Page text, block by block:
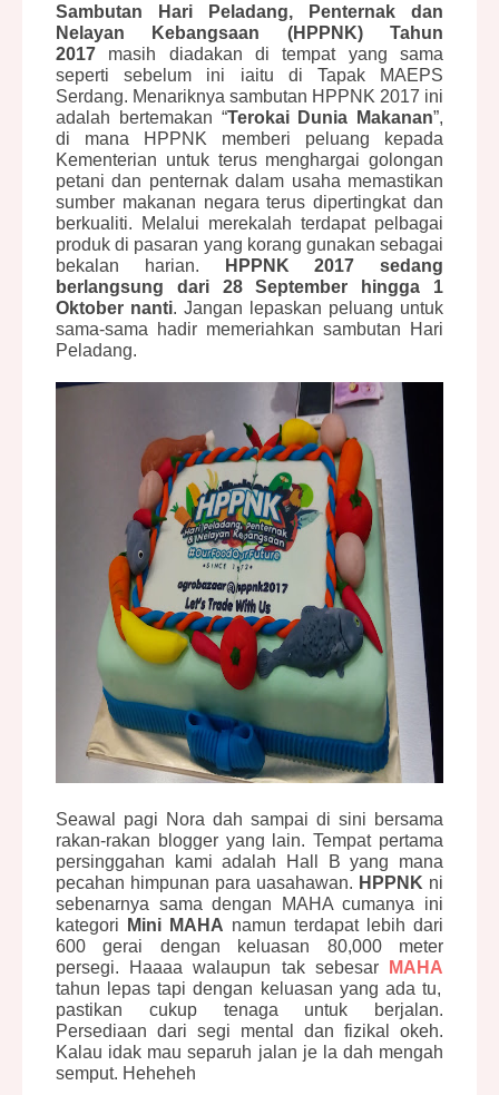
Sambutan Hari Peladang, Penternak dan
Nelayan Kebangsaan (HPPNK) Tahun
2017 masih diadakan di tempat yang sama
seperti sebelum ini iaitu di Tapak MAEPS
Serdang. Menariknya sambutan HPPNK 2017 ini
adalah bertemakan “Terokai Dunia Makanan”,
di mana HPPNK memberi peluang kepada
Kementerian untuk terus menghargai golongan
petani dan penternak dalam usaha memastikan
sumber makanan negara terus dipertingkat dan
berkualiti. Melalui merekalah terdapat pelbagai
produk di pasaran yang korang gunakan sebagai
bekalan harian.
HPPNK 2017
sedang
berlangsung dari 28 September hingga 1
Oktober nanti. Jangan lepaskan peluang untuk
sama-sama hadir memeriahkan sambutan Hari
Peladang.
Seawal pagi Nora dah sampai di sini bersama
rakan-rakan blogger yang lain. Tempat pertama
persinggahan kami adalah Hall B yang mana
pecahan himpunan para uasahawan. HPPNK ni
sebenarnya sama dengan MAHA cumanya ini
kategori
Mini MAHA namun terdapat lebih dari
600 gerai dengan keluasan 80,000 meter
persegi. Haaaa walaupun tak sebesar
MAHA
tahun lepas tapi dengan keluasan yang ada tu,
pastikan cukup tenaga untuk berjalan.
Persediaan dari segi mental dan fizikal okeh.
Kalau idak mau separuh jalan je la dah mengah
semput. Heheheh